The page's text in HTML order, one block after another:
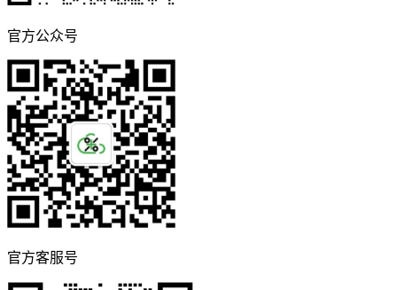
官方公众号
官方客服号